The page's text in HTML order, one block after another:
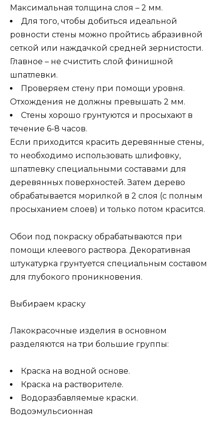
Максимальная толщина слоя – 2 мм.
Для того, чтобы добиться идеальной
ровности стены можно пройтись абразивной
сеткой или наждачкой средней зернистости.
Главное – не счистить слой финишной
шпатлевки.
Проверяем стену при помощи уровня.
Отхождения не должны превышать 2 мм.
Стены хорошо грунтуются и просыхают в
течение 6-8 часов.
Если приходится красить деревянные стены,
то необходимо использовать шлифовку,
шпатлевку специальными составами для
деревянных поверхностей. Затем дерево
обрабатывается морилкой в 2 слоя (с полным
просыханием слоев) и только потом красится.
Обои под покраску обрабатываются при
помощи клеевого раствора. Декоративная
штукатурка грунтуется специальным составом
для глубокого проникновения.
Выбираем краску
Лакокрасочные изделия в основном
разделяются на три большие группы:
Краска на водной основе.
Краска на растворителе.
Водоразбавляемые краски.
Водоэмульсионная